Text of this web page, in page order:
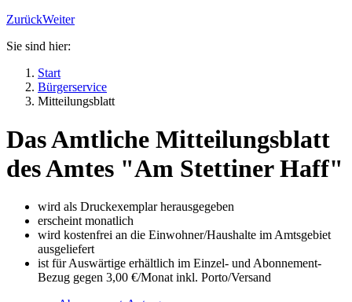
ZurückWeiter
Sie sind hier:
Start
Bürgerservice
Mitteilungsblatt
Das Amtliche Mitteilungsblatt
des Amtes "Am Stettiner Haff"
wird als Druckexemplar herausgegeben
erscheint monatlich
wird kostenfrei an die Einwohner/Haushalte im Amtsgebiet
ausgeliefert
ist für Auswärtige erhältlich im Einzel- und Abonnement-
Bezug gegen 3,00 €/Monat inkl. Porto/Versand